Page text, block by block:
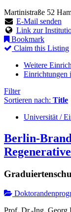
Martinistraße 52
E-Mail senden
Link zur
Bookmark
Claim this Listing
Weitere
Einrichtungen
Filter
Sortieren nach: Title
Universität /
Berlin-
Prof. Dr.-Ing. Georg